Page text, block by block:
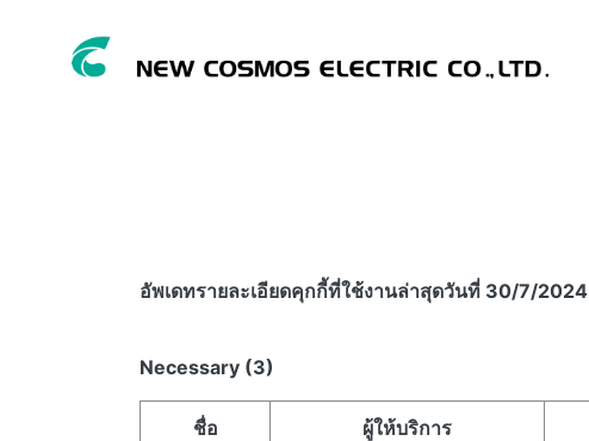
อัพเดทรายละเอียดคุกกี้ที่ใช้งาน​ล่าสุดวันที่ 30/7/2024
Necessary (3)
ชื่อ ผู้ให้บริการ